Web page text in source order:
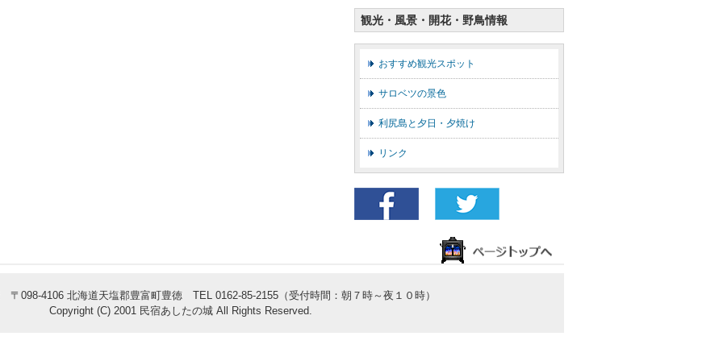
観光・風景・開花・野鳥情報
おすすめ観光スポット
サロベツの景色
利尻島と夕日・夕焼け
リンク
〒098-4106 北海道天塩郡豊富町豊徳 TEL 0162-85-2155（受付時間：朝７時～夜１０時）
Copyright (C) 2001 民宿あしたの城 All Rights Reserved.